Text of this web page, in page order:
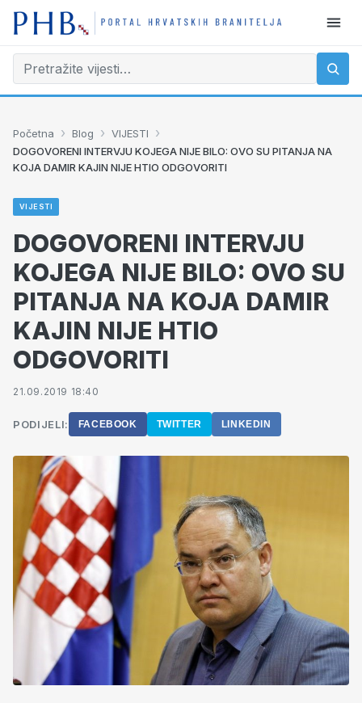
Početna › Blog › VIJESTI ›
DOGOVORENI INTERVJU KOJEGA NIJE BILO: OVO SU PITANJA NA
KOJA DAMIR KAJIN NIJE HTIO ODGOVORITI
VIJESTI
DOGOVORENI INTERVJU
KOJEGA NIJE BILO: OVO SU
PITANJA NA KOJA DAMIR
KAJIN NIJE HTIO
ODGOVORITI
21.09.2019 18:40
PODIJELI: FACEBOOK TWITTER LINKEDIN